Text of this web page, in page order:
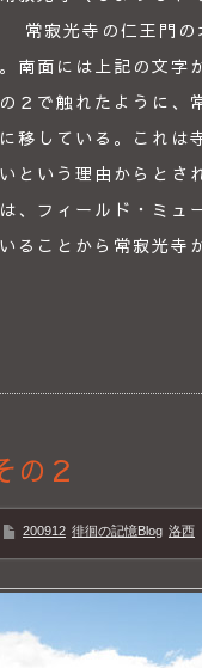
寂光寺の仁王門の
南面には上記の文字
２で触れたように、
移している。これは
という理由からとさ
、フィールド・ミュ
ることから常寂光
の２
200912 徘徊の記憶Blog 洛西